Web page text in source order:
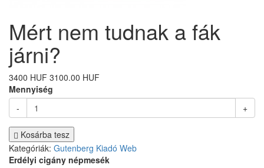
Mért nem tudnak a fák
járni?
3400 HUF 3100.00 HUF
Mennyiség
-
+
Kosárba tesz
Kategóriák: Gutenberg Kiadó Web
Erdélyi cigány népmesék